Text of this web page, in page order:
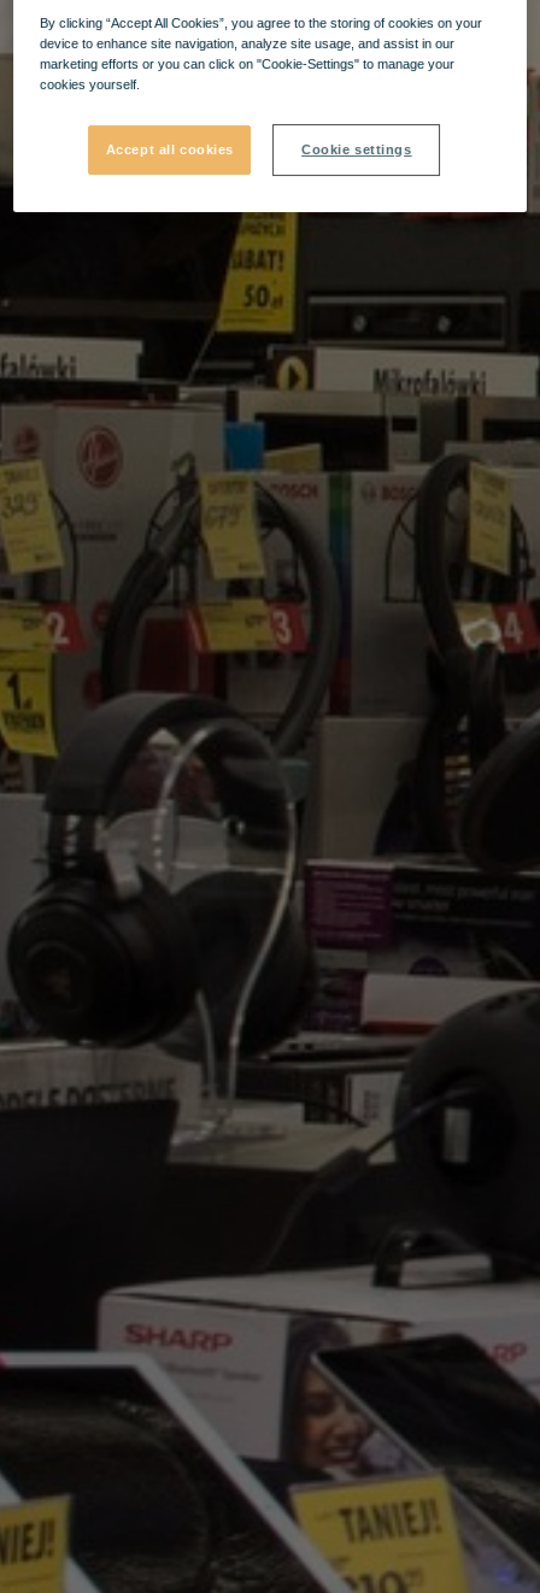
By clicking “Accept All Cookies”, you agree to the storing of cookies on your
device to enhance site navigation, analyze site usage, and assist in our
marketing efforts or you can click on "Cookie-Settings" to manage your
cookies yourself.
Accept all cookies Cookie settings